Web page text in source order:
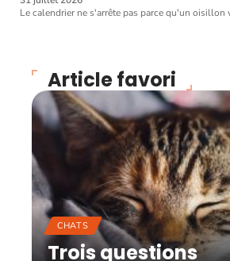
Le calendrier ne s'arrête pas parce qu'un oisillon
Article favori
CHATS
Trois questions